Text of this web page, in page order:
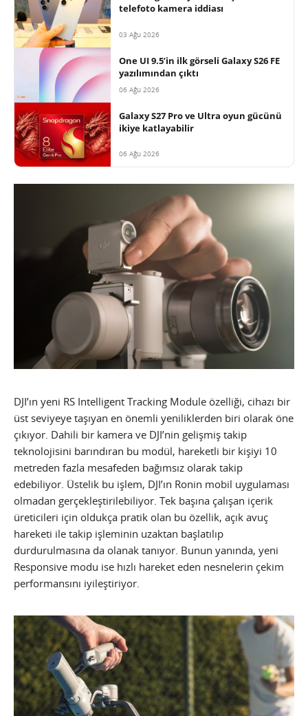
telefoto kamera iddiası
03 Ağu 2026
One UI 9.5’in ilk görseli Galaxy S26 FE
yazılımından çıktı
06 Ağu 2026
Galaxy S27 Pro ve Ultra oyun gücünü
ikiye katlayabilir
06 Ağu 2026
DJI’ın yeni RS Intelligent Tracking Module özelliği, cihazı bir
üst seviyeye taşıyan en önemli yeniliklerden biri olarak öne
çıkıyor. Dahili bir kamera ve DJI’nin gelişmiş takip
teknolojisini barındıran bu modül, hareketli bir kişiyi 10
metreden fazla mesafeden bağımsız olarak takip
edebiliyor. Üstelik bu işlem, DJI’ın Ronin mobil uygulaması
olmadan gerçekleştirilebiliyor. Tek başına çalışan içerik
üreticileri için oldukça pratik olan bu özellik, açık avuç
hareketi ile takip işleminin uzaktan başlatılıp
durdurulmasına da olanak tanıyor. Bunun yanında, yeni
Responsive modu ise hızlı hareket eden nesnelerin çekim
performansını iyileştiriyor.